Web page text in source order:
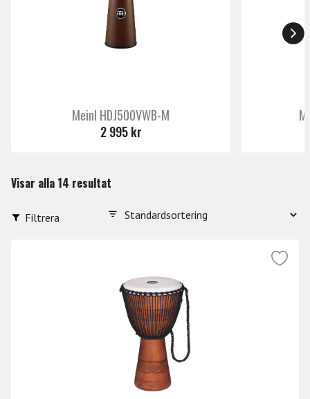
Meinl HDJ500VWB-M
2 995 kr
Visar alla 14 resultat
Filtrera